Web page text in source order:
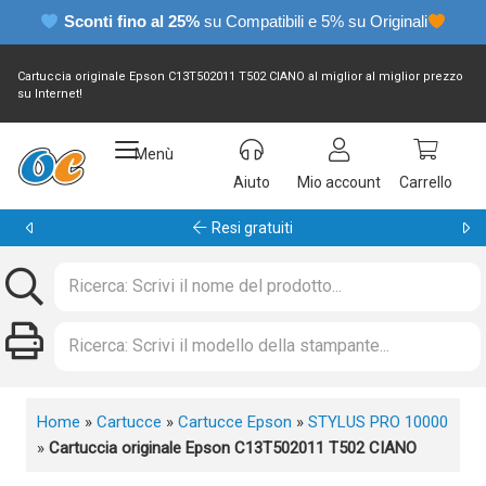
Sconti fino al 25% su Compatibili e 5% su Originali
Cartuccia originale Epson C13T502011 T502 CIANO al miglior al miglior prezzo
su Internet!
Menù
Aiuto
Mio account Carrello
Resi gratuiti
Home » Cartucce » Cartucce Epson » STYLUS PRO 10000
» Cartuccia originale Epson C13T502011 T502 CIANO